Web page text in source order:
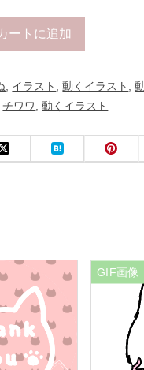
ートに追加
, イラスト ,動くイラスト ,
チワワ,動くイラスト
GIF画像